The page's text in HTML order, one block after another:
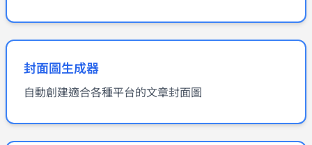
封面圖生成器
自動創建適合各種平台的文章封面圖